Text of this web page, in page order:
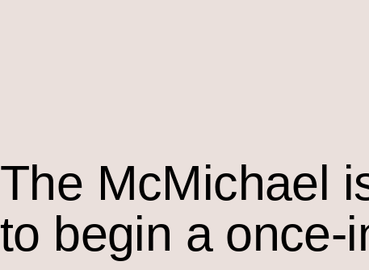
The McMichael
to begin a once-